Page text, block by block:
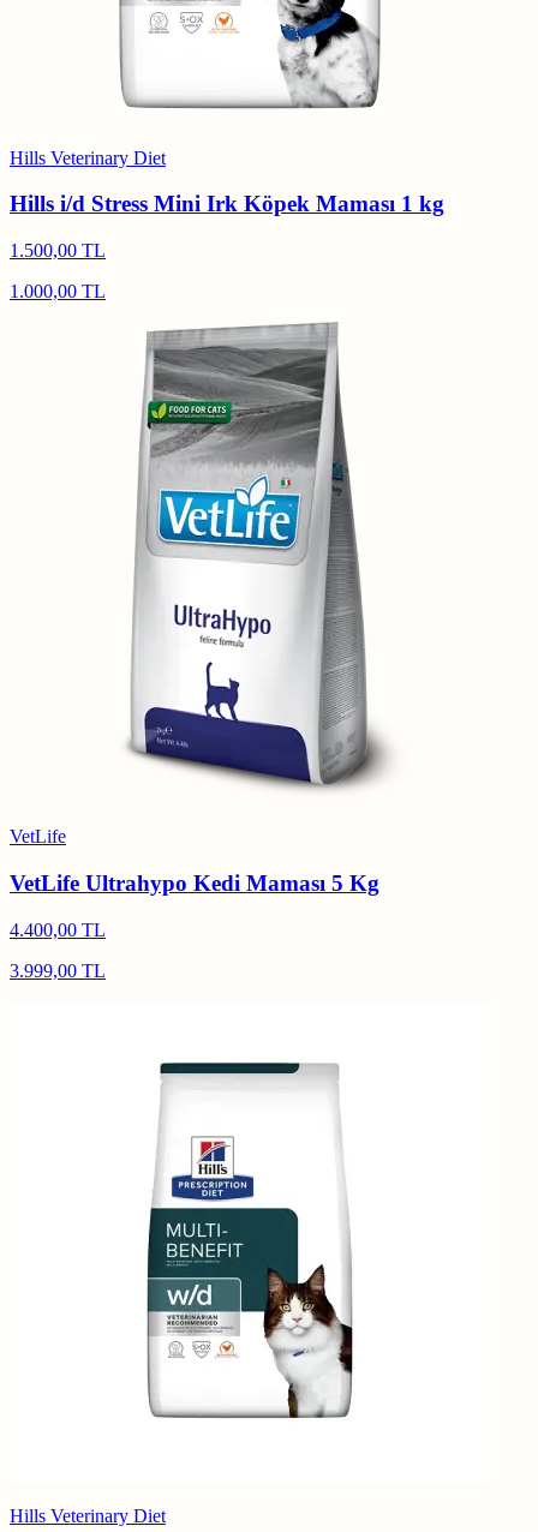
Hills Veterinary Diet
Hills i/d Stress Mini Irk Köpek Maması 1 kg
1.500,00 TL
1.000,00 TL
VetLife
VetLife Ultrahypo Kedi Maması 5 Kg
4.400,00 TL
3.999,00 TL
Hills Veterinary Diet